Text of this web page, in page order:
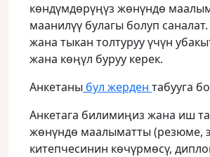
көндүмдөрүңүз жөнүндө
маанилүү булагы болуп
жана тыкан толтуруу үчүн
жана көңүл буруу керек.
Анкетаны бул жерден табууга
Анкетага билимиңиз жана иш
жөнүндө маалыматты (резюме,
китепчесинин көчүрмөсү,